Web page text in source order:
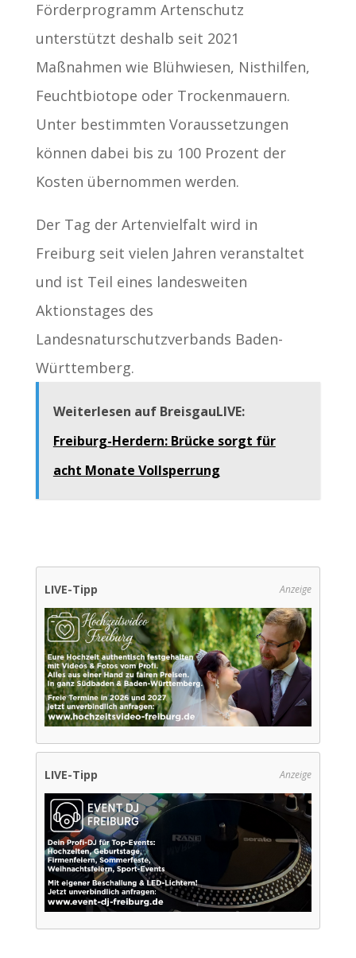
Förderprogramm Artenschutz
unterstützt deshalb seit 2021
Maßnahmen wie Blühwiesen, Nisthilfen,
Feuchtbiotope oder Trockenmauern.
Unter bestimmten Voraussetzungen
können dabei bis zu 100 Prozent der
Kosten übernommen werden.
Der Tag der Artenvielfalt wird in
Freiburg seit vielen Jahren veranstaltet
und ist Teil eines landesweiten
Aktionstages des
Landesnaturschutzverbands Baden-
Württemberg.
Weiterlesen auf BreisgauLIVE:
Freiburg-Herdern: Brücke sorgt für
acht Monate Vollsperrung
LIVE-Tipp Anzeige
LIVE-Tipp Anzeige